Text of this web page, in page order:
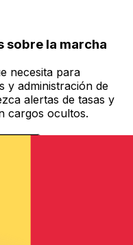
sobre la marcha
necesita para
y administración de
alertas de tasas y
cargos ocultos.